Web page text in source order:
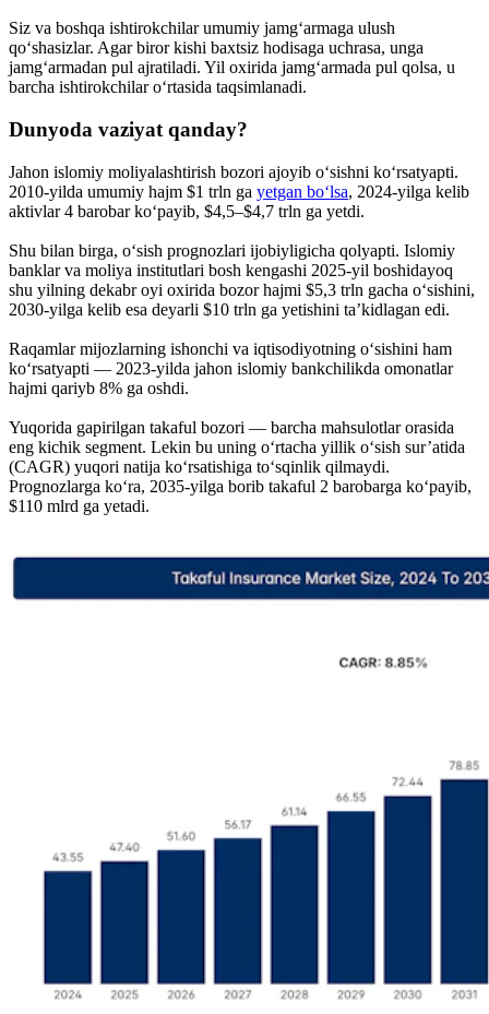
Siz va boshqa ishtirokchilar umumiy jamg‘armaga ulush
qo‘shasizlar. Agar biror kishi baxtsiz hodisaga uchrasa, unga
jamg‘armadan pul ajratiladi. Yil oxirida jamg‘armada pul qolsa, u
barcha ishtirokchilar o‘rtasida taqsimlanadi.
Dunyoda vaziyat qanday?
Jahon islomiy moliyalashtirish bozori ajoyib o‘sishni ko‘rsatyapti.
2010-yilda umumiy hajm $1 trln ga yetgan bo‘lsa, 2024-yilga kelib
aktivlar 4 barobar ko‘payib, $4,5–$4,7 trln ga yetdi.
Shu bilan birga, o‘sish prognozlari ijobiyligicha qolyapti. Islomiy
banklar va moliya institutlari bosh kengashi 2025-yil boshidayoq
shu yilning dekabr oyi oxirida bozor hajmi $5,3 trln gacha o‘sishini,
2030-yilga kelib esa deyarli $10 trln ga yetishini ta’kidlagan edi.
Raqamlar mijozlarning ishonchi va iqtisodiyotning o‘sishini ham
ko‘rsatyapti — 2023-yilda jahon islomiy bankchilikda omonatlar
hajmi qariyb 8% ga oshdi.
Yuqorida gapirilgan takaful bozori — barcha mahsulotlar orasida
eng kichik segment. Lekin bu uning o‘rtacha yillik o‘sish sur’atida
(CAGR) yuqori natija ko‘rsatishiga to‘sqinlik qilmaydi.
Prognozlarga ko‘ra, 2035-yilga borib takaful 2 barobarga ko‘payib,
$110 mlrd ga yetadi.